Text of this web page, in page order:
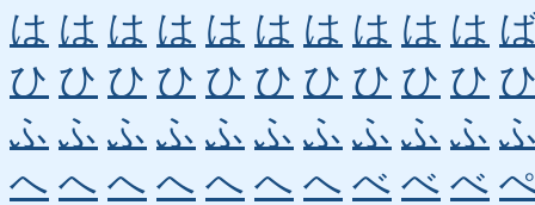
は は は は は は は は は は
ひ ひ ひ ひ ひ ひ ひ ひ ひ ひ
ふ ふ ふ ふ ふ ふ ふ ふ ふ ふ
へ へ へ へ へ へ へ べ べ べ